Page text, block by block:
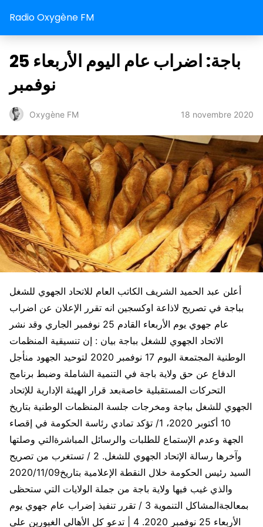
Radio Oxygène FM
باجة: اضراب عام اليوم الأربعاء 25
نوفمبر
Oxygène FM 18 novembre 2020
أعلن عبد الحميد الشريف الكاتب العام للاتحاد الجهوي للشغل
بباجة في تصريح لاذاعة اوكسجين انه تقرر الإعلان عن اضراب
عام جهوي يوم الأربعاء القادم 25 نوفمبر الجاري وقد نشر
الاتحاد الجهوي للشغل بباجة بيان : إن تنسيقية المنظمات
الوطنية المجتمعة اليوم 17 نوفمبر 2020 لتوحيد الجهود منأجل
الدفاع عن حق ولاية باجة في التنمية الشاملة وضبط برنامج
التحركات المستقبلية خاصةبعد قرار الهيئة الإدارية للإتحاد
الجهوي للشغل بباجة ومخرجات جلسة المنظمات الوطنية بتاريخ
10 أكتوبر 2020، 1/ تؤكد تمادي رئاسة الحكومة في إقصاء
الجهة وعدم الإستماع للطلبات والرسائل المباشرةالتي وصلتها
وآخرها رسالة الإتحاد الجهوي للشغل. 2 / تستغرب من تصريح
السيد رئيس الحكومة خلال النقطة الإعلامية بتاريخ2020/11/09
والذي غيب فيها ولاية باجة من جملة الولايات التي ستحظى
بمعالجةالمشاكل التنموية 3 / تقرر تنفيذ إضراب عام جهوي يوم
الأربعاء 25 نوفمبر 2020. 4 | تدعو كل الأهالي الغيورين على